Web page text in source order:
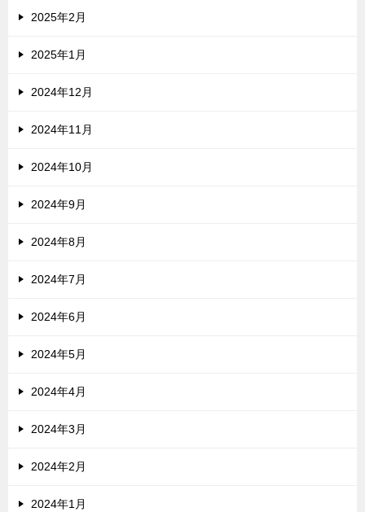
2025年2月
2025年1月
2024年12月
2024年11月
2024年10月
2024年9月
2024年8月
2024年7月
2024年6月
2024年5月
2024年4月
2024年3月
2024年2月
2024年1月